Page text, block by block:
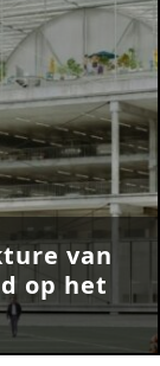
van
op het